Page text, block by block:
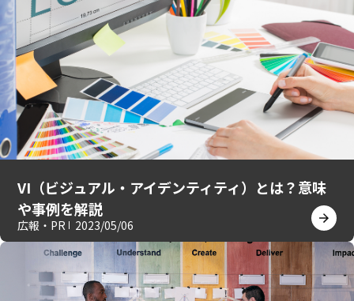
VI（ビジュアル・アイデンティティ）とは？意味
や事例を解説
広報・PR 2023/05/06